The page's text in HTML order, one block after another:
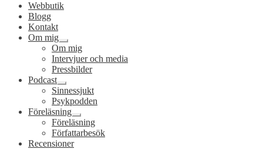
Webbutik
Blogg
Kontakt
Om mig
Expandera
undermeny
Om mig
Intervjuer och media
Pressbilder
Podcast
Expandera
undermeny
Sinnessjukt
Psykpodden
Föreläsning
Expandera
undermeny
Föreläsning
Författarbesök
Recensioner